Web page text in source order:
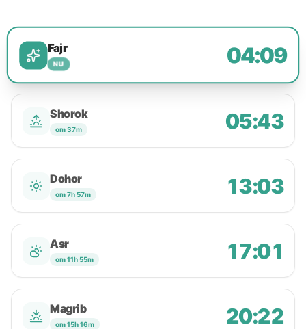
Fajr
NU 04:09
Shorok
om 37m 05:43
Dohor
om 7h 57m 13:03
Asr
om 11h 55m 17:01
Magrib
om 15h 16m 20:22